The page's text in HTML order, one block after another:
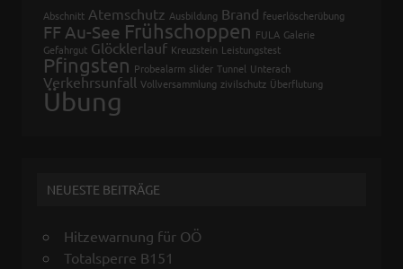
Abschnitt Atemschutz Ausbildung Brand feuerlöscherübung
FF Au-See Frühschoppen FULA Galerie
Gefahrgut Glöcklerlauf Kreuzstein Leistungstest
Pfingsten Probealarm slider Tunnel Unterach
Verkehrsunfall Vollversammlung zivilschutz Überflutung
Übung
NEUESTE BEITRÄGE
Hitzewarnung für OÖ
Totalsperre B151